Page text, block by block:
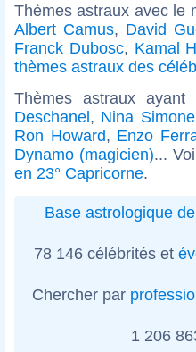
Thèmes astraux avec le
Albert Camus, David
Franck Dubosc, Kamal
thèmes astraux des
Thèmes astraux
Deschanel, Nina Simone
Ron Howard, Enzo
Dynamo (magicien)...
en 23° Capricorne.
Base astrologique
78 146 célébrités et
Chercher par
1 206